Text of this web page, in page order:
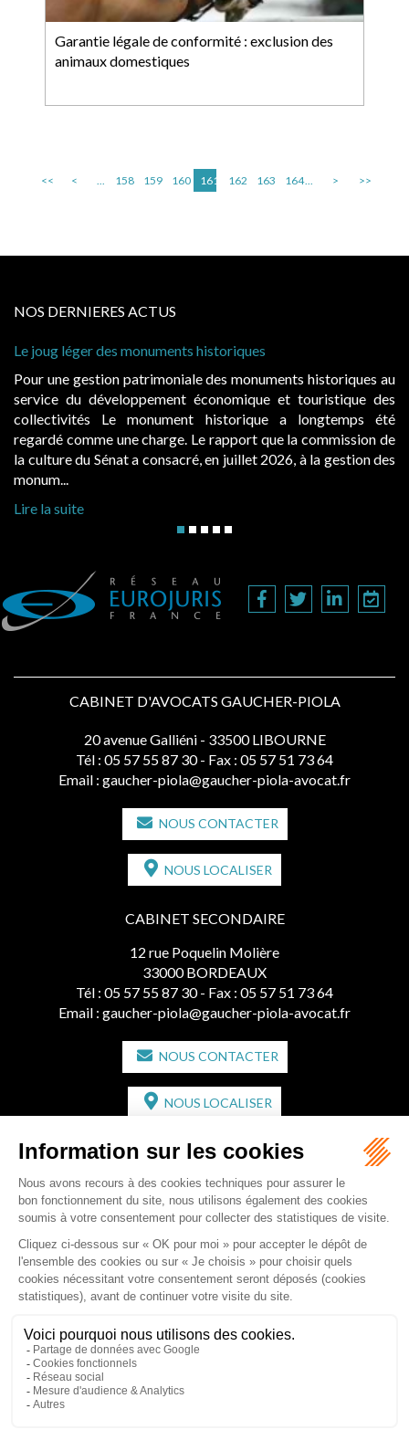
Garantie légale de conformité : exclusion des
animaux domestiques
<< < ... 158 159 160 161 162 163 164... > >>
NOS DERNIERES ACTUS
historiques au
et touristique des
a longtemps été
que la commission de
2026, à la gestion des
Cabines de plage : le juge admet des
Evocatrices des bains de mer, les
également un beau sujet domanial.
public, elles donnent lieu au
d’occupation. Saisies par des
CABINET D'AVOCATS GAUCHER-PIOLA
20 avenue Galliéni - 33500 LIBOURNE
Tél : 05 57 55 87 30 - Fax : 05 57 51 73 64
Email : gaucher-piola@gaucher-piola-avocat.fr
NOUS CONTACTER
NOUS LOCALISER
CABINET SECONDAIRE
12 rue Poquelin Molière
33000 BORDEAUX
Tél : 05 57 55 87 30 - Fax : 05 57 51 73 64
Email : gaucher-piola@gaucher-piola-avocat.fr
NOUS CONTACTER
NOUS LOCALISER
CABINET SECONDAIRE
2 bis Avenue de l'Europe
33350 ST MAGNE-DE-CASTILLON
Tél :05 57 55 87 30 - Fax : 05 57 51 73 64
Email :gaucher-piola@gaucher-piola-avocat.fr
NOUS CONTACTER
NOUS LOCALISER